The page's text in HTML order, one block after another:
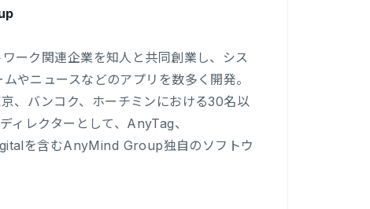
ーク関連企業を知人と共同創業し、シス
やニュースなどのアプリを数多く開発。
、バンコク、ホーチミンにおける30名以
レクターとして、AnyTag、
を含むAnyMind Group独自のソフトウ